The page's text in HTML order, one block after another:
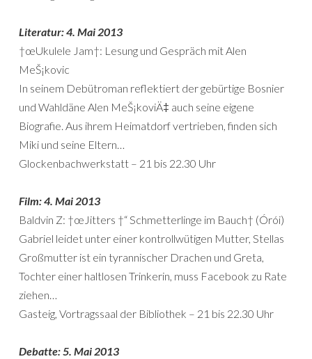
Literatur: 4. Mai 2013
†œUkulele Jam†: Lesung und Gespräch mit Alen
MeŠ¡kovic
In seinem Debütroman reflektiert der gebürtige Bosnier
und Wahldäne Alen MeŠ¡koviÄ‡ auch seine eigene
Biografie. Aus ihrem Heimatdorf vertrieben, finden sich
Miki und seine Eltern…
Glockenbachwerkstatt – 21 bis 22.30 Uhr
Film: 4. Mai 2013
Baldvin Z: †œJitters †“ Schmetterlinge im Bauch† (Órói)
Gabriel leidet unter einer kontrollwütigen Mutter, Stellas
Großmutter ist ein tyrannischer Drachen und Greta,
Tochter einer haltlosen Trinkerin, muss Facebook zu Rate
ziehen…
Gasteig, Vortragssaal der Bibliothek – 21 bis 22.30 Uhr
Debatte: 5. Mai 2013